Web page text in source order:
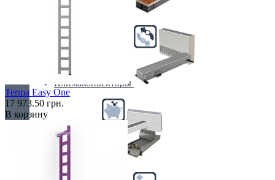
Без вентилятора
Климаконвекторы
Недорогие
Terma Easy One
17 973.50 грн.
В корзину